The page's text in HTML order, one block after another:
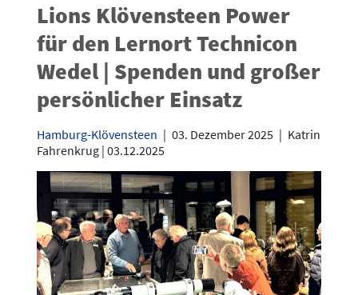
Lions Klövensteen Power
für den Lernort Technicon
Wedel | Spenden und großer
persönlicher Einsatz
Hamburg-Klövensteen | 03. Dezember 2025 | Katrin
Fahrenkrug | 03.12.2025